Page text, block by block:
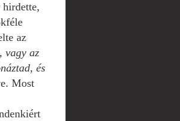
hirdette,
az
vagy az
és
Most